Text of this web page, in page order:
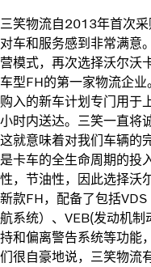
三笑物流自2013年首次
对车和服务感到非常满意
营模式，再次选择沃尔沃
车型FH的第一家物流企
购入的新车计划专门用于
小时内送达。三笑一直将
这就意味着对我们车辆的
是卡车的全生命周期的投
性，节油性，因此选择沃
新款FH，配备了包括
航系统）、VEB(发动机
持和偏离警告系统等功能
们很自豪地说，三笑物流